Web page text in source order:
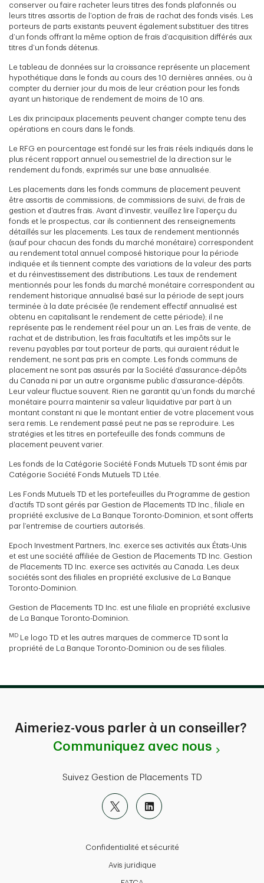
conserver ou faire racheter leurs titres des fonds plafonnés ou
leurs titres assortis de l’option de frais de rachat des fonds visés. Les
porteurs de parts existants peuvent également substituer des titres
d’un fonds offrant la même option de frais d’acquisition différés aux
titres d’un fonds détenus.
Le tableau de données sur la croissance représente un placement
hypothétique dans le fonds au cours des 10 dernières années, ou à
compter du dernier jour du mois de leur création pour les fonds
ayant un historique de rendement de moins de 10 ans.
Les dix principaux placements peuvent changer compte tenu des
opérations en cours dans le fonds.
Le RFG en pourcentage est fondé sur les frais réels indiqués dans le
plus récent rapport annuel ou semestriel de la direction sur le
rendement du fonds, exprimés sur une base annualisée.
Les placements dans les fonds communs de placement peuvent
être assortis de commissions, de commissions de suivi, de frais de
gestion et d’autres frais. Avant d’investir, veuillez lire l’aperçu du
fonds et le prospectus, car ils contiennent des renseignements
détaillés sur les placements. Les taux de rendement mentionnés
(sauf pour chacun des fonds du marché monétaire) correspondent
au rendement total annuel composé historique pour la période
indiquée et ils tiennent compte des variations de la valeur des parts
et du réinvestissement des distributions. Les taux de rendement
mentionnés pour les fonds du marché monétaire correspondent au
rendement historique annualisé basé sur la période de sept jours
terminée à la date précisée (le rendement effectif annualisé est
obtenu en capitalisant le rendement de cette période); il ne
représente pas le rendement réel pour un an. Les frais de vente, de
rachat et de distribution, les frais facultatifs et les impôts sur le
revenu payables par tout porteur de parts, qui auraient réduit le
rendement, ne sont pas pris en compte. Les fonds communs de
placement ne sont pas assurés par la Société d’assurance-dépôts
du Canada ni par un autre organisme public d’assurance-dépôts.
Leur valeur fluctue souvent. Rien ne garantit qu’un fonds du marché
monétaire pourra maintenir sa valeur liquidative par part à un
montant constant ni que le montant entier de votre placement vous
sera remis. Le rendement passé peut ne pas se reproduire. Les
stratégies et les titres en portefeuille des fonds communs de
placement peuvent varier.
Les fonds de la Catégorie Société Fonds Mutuels TD sont émis par
Catégorie Société Fonds Mutuels TD Ltée.
Les Fonds Mutuels TD et les portefeuilles du Programme de gestion
d’actifs TD sont gérés par Gestion de Placements TD Inc., filiale en
propriété exclusive de La Banque Toronto-Dominion, et sont offerts
par l’entremise de courtiers autorisés.
Epoch Investment Partners, Inc. exerce ses activités aux États-Unis
et est une société affiliée de Gestion de Placements TD Inc. Gestion
de Placements TD Inc. exerce ses activités au Canada. Les deux
sociétés sont des filiales en propriété exclusive de La Banque
Toronto-Dominion.
Gestion de Placements TD Inc. est une filiale en propriété exclusive
de La Banque Toronto-Dominion.
MD Le logo TD et les autres marques de commerce TD sont la
propriété de La Banque Toronto-Dominion ou de ses filiales.
Aimeriez-vous parler à un conseiller?
Communiquez avec nous
Suivez Gestion de Placements TD
Confidentialité et sécurité
Avis juridique